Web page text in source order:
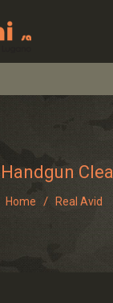
Home / Real Avid